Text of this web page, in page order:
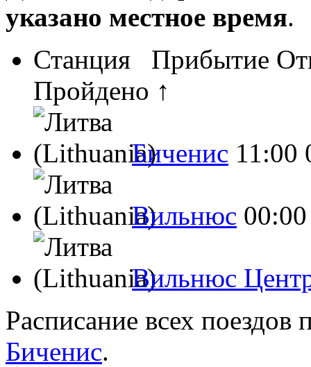
указано местное время.
Станция
Прибытие
Пройдено ↑
Биченис 11:00
Вильнюс 00:00
Вильнюс
Расписание всех
Биченис.